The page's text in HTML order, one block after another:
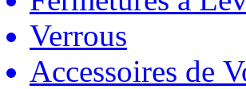
Verrous
Accessoires de